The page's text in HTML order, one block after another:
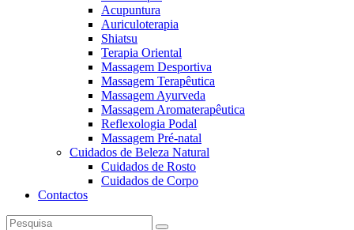
Acupuntura
Auriculoterapia
Shiatsu
Terapia Oriental
Massagem Desportiva
Massagem Terapêutica
Massagem Ayurveda
Massagem Aromaterapêutica
Reflexologia Podal
Massagem Pré-natal
Cuidados de Beleza Natural
Cuidados de Rosto
Cuidados de Corpo
Contactos
Pesquisa